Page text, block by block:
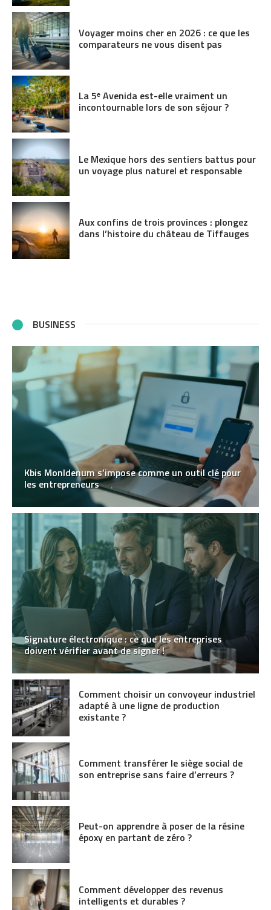
Voyager moins cher en 2026 : ce que les
comparateurs ne vous disent pas
La 5ᵉ Avenida est-elle vraiment un
incontournable lors de son séjour ?
Le Mexique hors des sentiers battus pour
un voyage plus naturel et responsable
Aux confins de trois provinces : plongez
dans l’histoire du château de Tiffauges
BUSINESS
Kbis MonIdenum s’impose comme un outil clé pour
les entrepreneurs
Signature électronique : ce que les entreprises
doivent vérifier avant de signer !
Comment choisir un convoyeur industriel
adapté à une ligne de production
existante ?
Comment transférer le siège social de
son entreprise sans faire d’erreurs ?
Peut-on apprendre à poser de la résine
époxy en partant de zéro ?
Comment développer des revenus
intelligents et durables ?